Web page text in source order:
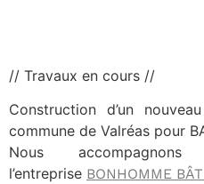
// Travaux en cours //
Construction d’un
commune de Valréas pour
Nous
l’entreprise BONHOMME